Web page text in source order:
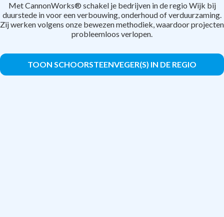
Met CannonWorks® schakel je bedrijven in de regio Wijk bij
duurstede in voor een verbouwing, onderhoud of verduurzaming.
Zij werken volgens onze bewezen methodiek, waardoor projecten
probleemloos verlopen.
TOON SCHOORSTEENVEGER(S) IN DE REGIO